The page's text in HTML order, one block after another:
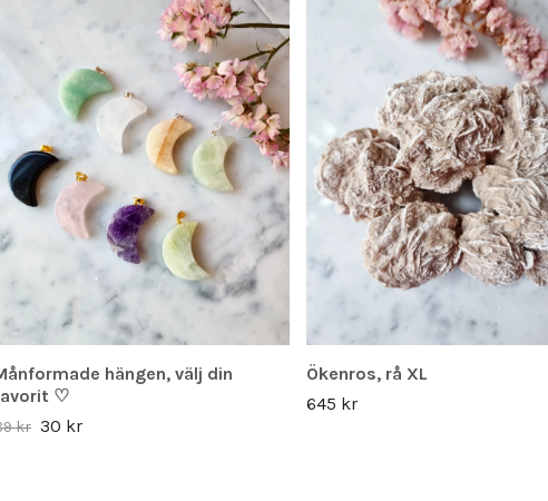
hängen, välj din
♡
kr 30 kr
Ökenros, rå XL
645 kr